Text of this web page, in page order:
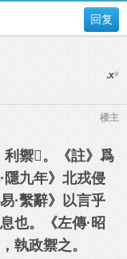
回复
#
.x
楼主
利禦𡨥 。《註》爲
隱九年》北戎侵
·繫辭》以言乎
也。《左傳·昭
執政禦之。